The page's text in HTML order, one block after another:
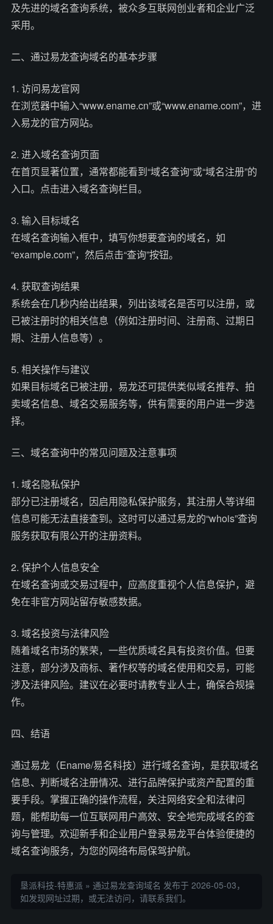
及先进的域名查询系统，被众多互联网创业者和企业广泛
采用。
二、通过易龙查询域名的基本步骤
1. 访问易龙官网
在浏览器中输入“www.ename.cn”或“www.ename.com”，进
入易龙的官方网站。
2. 进入域名查询页面
在首页显著位置，通常都能看到“域名查询”或“域名注册”的
入口。点击进入域名查询栏目。
3. 输入目标域名
在域名查询输入框中，填写你想要查询的域名，如
“example.com”，然后点击“查询”按钮。
4. 获取查询结果
系统会在几秒内给出结果，列出该域名是否可以注册，或
已被注册时的相关信息（例如注册时间、注册商、过期日
期、注册人信息等）。
5. 相关操作与建议
如果目标域名已被注册，易龙还可提供类似域名推荐、拍
卖域名信息、域名交易服务等，供有需要的用户进一步选
择。
三、域名查询中的常见问题及注意事项
1. 域名隐私保护
部分已注册域名，因启用隐私保护服务，其注册人等详细
信息可能无法直接查到。这时可以通过易龙的“whois”查询
服务获取有限公开的注册资料。
2. 保护个人信息安全
在域名查询或交易过程中，应高度重视个人信息保护，避
免在非官方网站留存敏感数据。
3. 域名投资与法律风险
随着域名市场的繁荣，一些优质域名具有投资价值。但要
注意，部分涉及商标、著作权等的域名使用和交易，可能
涉及法律风险。建议在必要时请教专业人士，确保合规操
作。
四、结语
通过易龙（Ename/易名科技）进行域名查询，是获取域名
信息、判断域名注册情况、进行品牌保护或资产配置的重
要手段。掌握正确的操作流程，关注网络安全和法律问
题，能帮助每一位互联网用户高效、安全地完成域名的查
询与管理。欢迎新手和企业用户登录易龙平台体验便捷的
域名查询服务，为您的网络布局保驾护航。
垦派科技-特惠派 » 通过易龙查询域名 发布于 2026-05-03，
如发现网址过期，或无法访问，请联系我们。